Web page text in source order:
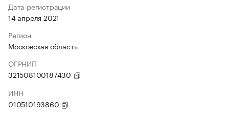
Дата регистрации
14 апреля 2021
Регион
Московская область
ОГРНИП
321508100187430
ИНН
010510193860